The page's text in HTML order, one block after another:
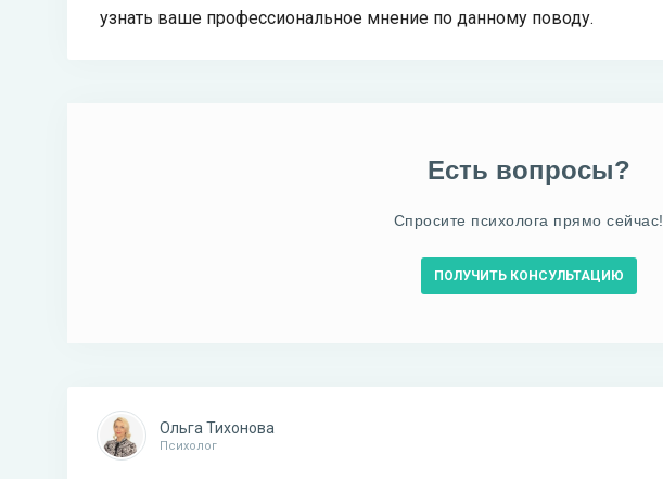
узнать ваше профессиональное мнение по данному поводу.
Есть вопросы?
Спросите психолога прямо сейчас!
ПОЛУЧИТЬ КОНСУЛЬТАЦИЮ
Ольга Тихонова
Психолог